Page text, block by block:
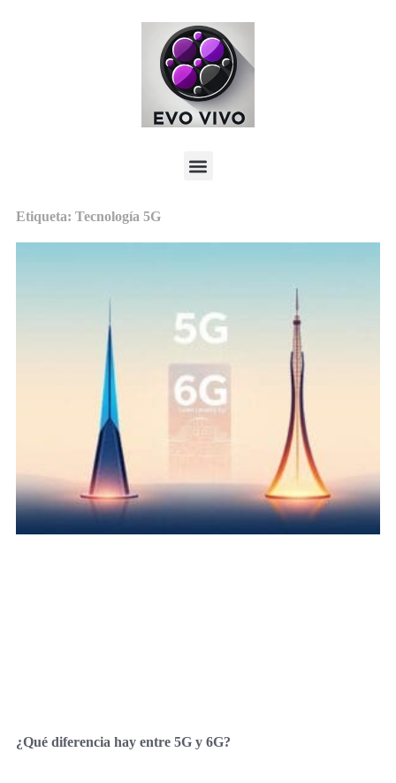
Etiqueta: Tecnología 5G
¿Qué diferencia hay entre 5G y 6G?